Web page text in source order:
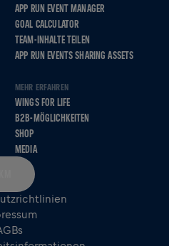
APP RUN EVENT MANAGER
GOAL CALCULATOR
TEAM-INHALTE TEILEN
APP RUN EVENTS SHARING ASSETS
MEHR ERFAHREN
WINGS FOR LIFE
B2B-MÖGLICHKEITEN
SHOP
MEDIA